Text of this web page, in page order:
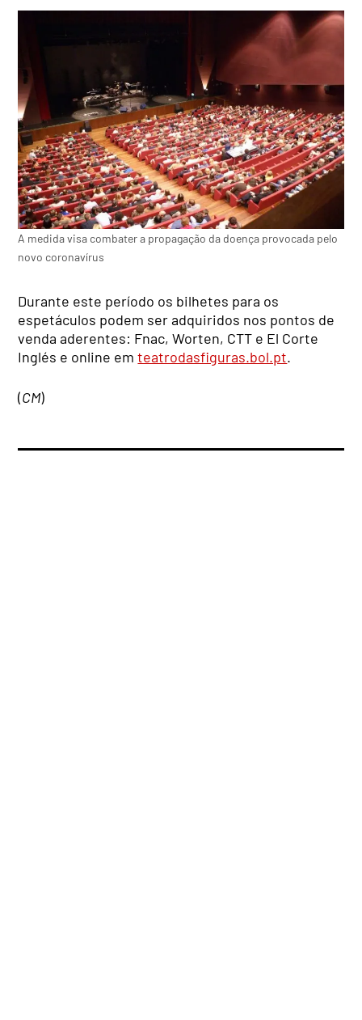
A medida visa combater a propagação da doença provocada pelo
novo coronavírus
Durante este período os bilhetes para os
espetáculos podem ser adquiridos nos pontos de
venda aderentes: Fnac, Worten, CTT e El Corte
Inglés e online emteatrodasfiguras.bol.pt.
(CM)